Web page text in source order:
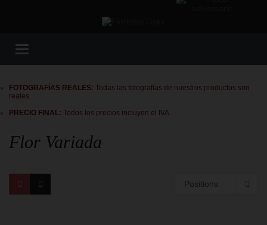
Toggle
FOTOGRAFÍAS REALES: Todas las fotografías de nuestros productos son
reales.
PRECIO FINAL: Todos los precios incluyen el IVA.
Flor Variada
Positions